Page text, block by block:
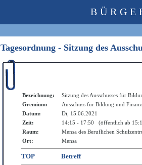
Tagesordnung - Sitzung des
Bezeichnung:
Sitzung des Ausschusses für
Gremium:
Ausschuss für Bildung und
Datum:
Di, 15.06.2021
Zeit:
14:15 - 17:50 (öffentlich ab
Raum:
Mensa des Beruflichen
Ort:
Mensa
TOP Betreff